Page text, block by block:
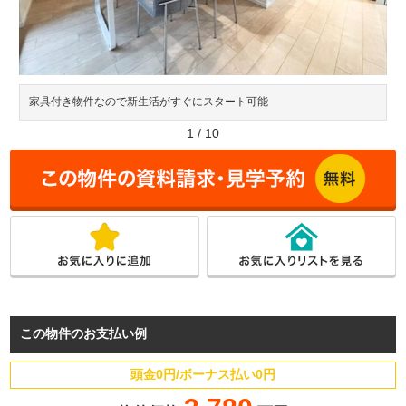
家具付き物件なので新生活がすぐにスタート可能
1 / 10
この物件のお支払い例
頭金0円/ボーナス払い0円